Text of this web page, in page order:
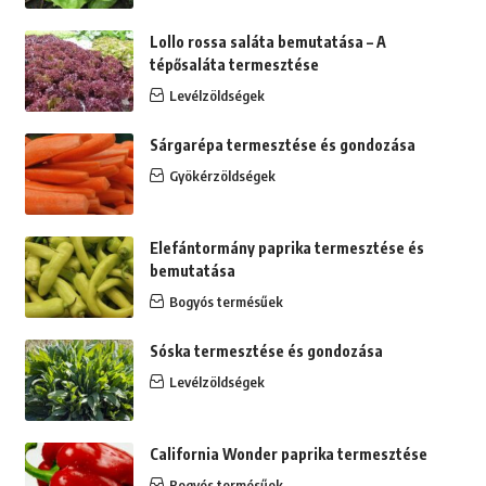
Lollo rossa saláta bemutatása – A
tépősaláta termesztése
Levélzöldségek
Sárgarépa termesztése és gondozása
Gyökérzöldségek
Elefántormány paprika termesztése és
bemutatása
Bogyós termésűek
Sóska termesztése és gondozása
Levélzöldségek
California Wonder paprika termesztése